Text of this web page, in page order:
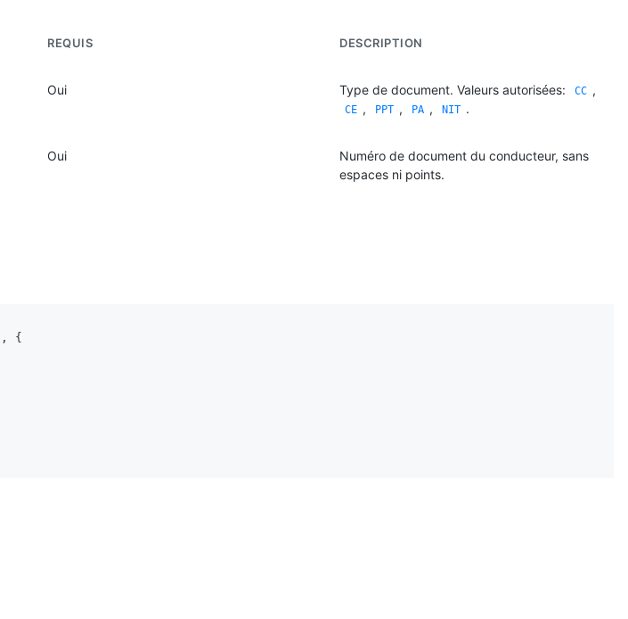
REQUIS DESCRIPTION
Oui Type de document. Valeurs autorisées: CC ,
CE , PPT , PA , NIT .
Oui
Numéro de document du conducteur, sans
espaces ni points.
,
{